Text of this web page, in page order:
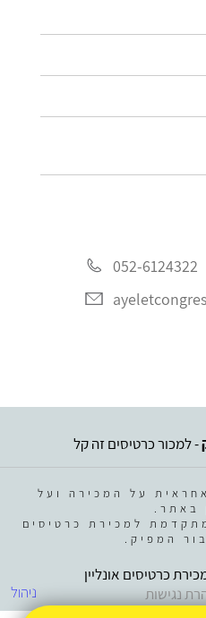
052-6124322
- למכור כרטיסים זה קל
על המכירה ועל
באתר.
למכירת כרטיסים
המפיק.
ניהול
כרטיסים אונליין
נגישות